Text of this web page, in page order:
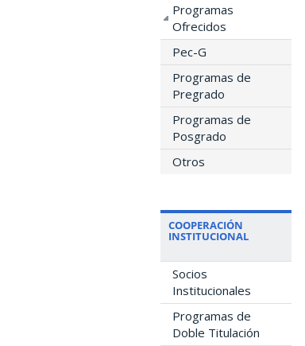
Programas
Ofrecidos
Pec-G
Programas de
Pregrado
Programas de
Posgrado
Otros
COOPERACIÓN
INSTITUCIONAL
Socios
Institucionales
Programas de
Doble Titulación